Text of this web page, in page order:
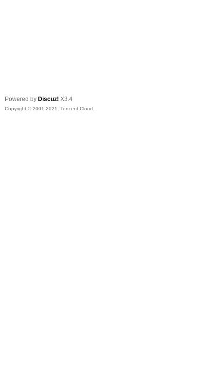
Powered by Discuz! X3.4
Copyright © 2001-2021, Tencent Cloud.